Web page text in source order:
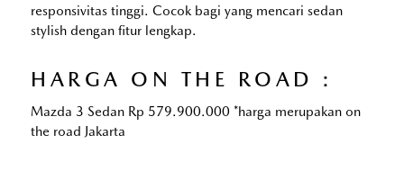
responsivitas tinggi. Cocok bagi yang mencari sedan
stylish dengan fitur lengkap.
HARGA ON THE ROAD :
Mazda 3 Sedan Rp 579.900.000 *harga merupakan on
the road Jakarta